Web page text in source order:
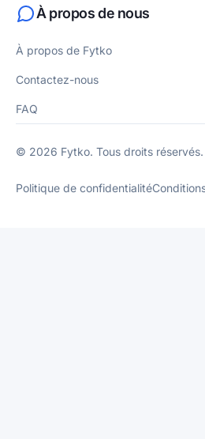
À propos de nous
À propos de Fytko
Contactez-nous
FAQ
© 2026 Fytko. Tous droits réservés.
Politique de confidentialité